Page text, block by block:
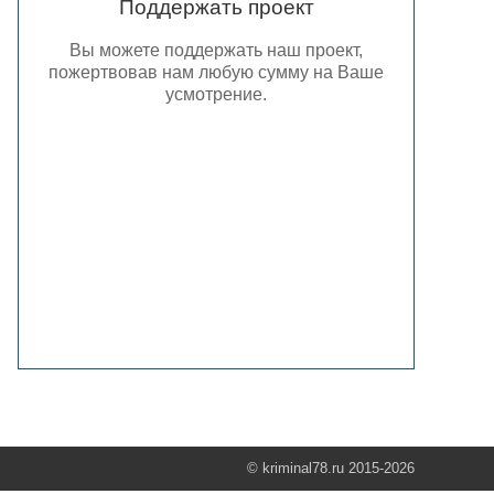
Поддержать проект
Вы можете поддержать наш проект,
пожертвовав нам любую сумму на Ваше
усмотрение.
© kriminal78.ru 2015-2026